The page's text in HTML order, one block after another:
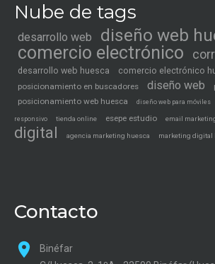
Nube de tags
desarrollo web
diseño web
comercio electrónico
desarrollo web huesca comercio electrónico
posicionamiento en buscadores diseño web
posicionamiento web huesca
diseño web para móviles
responsivo tienda online esepe estudio email
digital
agencia marketing huesca marketing digital
Contacto
Binéfar